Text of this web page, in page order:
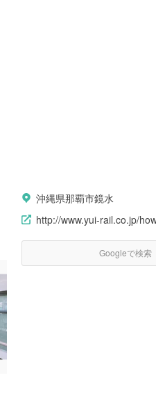
沖縄県那覇市鏡水
http://www.yui-rail.co.jp/
Googleで検索